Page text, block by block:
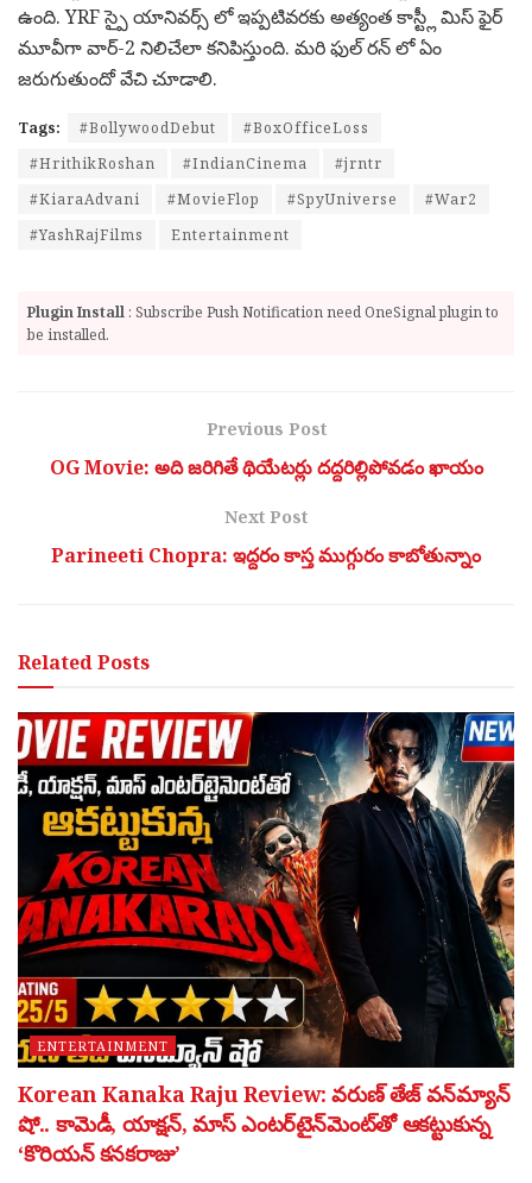
ఉంది. YRF స్పై యానివర్స్ లో ఇప్పటివరకు అత్యంత కాస్ట్లీ మిస్ ఫైర్
మూవీగా వార్-2 నిలిచేలా కనిపిస్తుంది. మరి ఫుల్ రన్ లో ఏం
జరుగుతుందో వేచి చూడాలి.
Tags: #BollywoodDebut
#BoxOfficeLoss
#HrithikRoshan
#IndianCinema
#jrntr
#KiaraAdvani
#MovieFlop #SpyUniverse
#War2
#YashRajFilms
Entertainment
Plugin Install : Subscribe Push Notification need OneSignal plugin to
be installed.
Previous Post
OG Movie: అది జరిగితే థియేటర్లు దద్దరిల్లిపోవడం ఖాయం
Next Post
Parineeti Chopra: ఇద్దరం కాస్త ముగ్గురం కాబోతున్నాం
RelatedPosts
ENTERTAINMENT
Korean Kanaka Raju Review: వరుణ్ తేజ్ వన్‌మ్యాన్
షో.. కామెడీ, యాక్షన్, మాస్ ఎంటర్‌టైన్‌మెంట్‌తో ఆకట్టుకున్న
‘కొరియన్ కనకరాజు’